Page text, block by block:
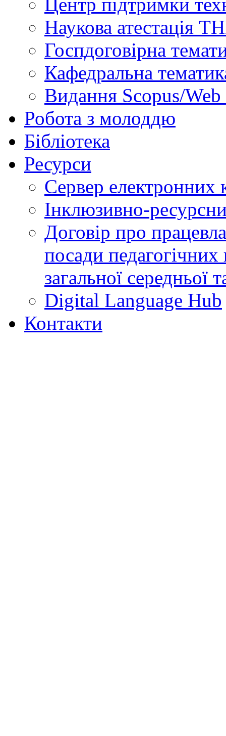
Наукова атестація
Госпдоговірна
Кафедральна
Видання Scopus/
Робота з молоддю
Бібліотека
Ресурси
Сервер
Інклюзивно-
Договір про
посади педагогічних
загальної середньої
Digital Language Hub
Контакти